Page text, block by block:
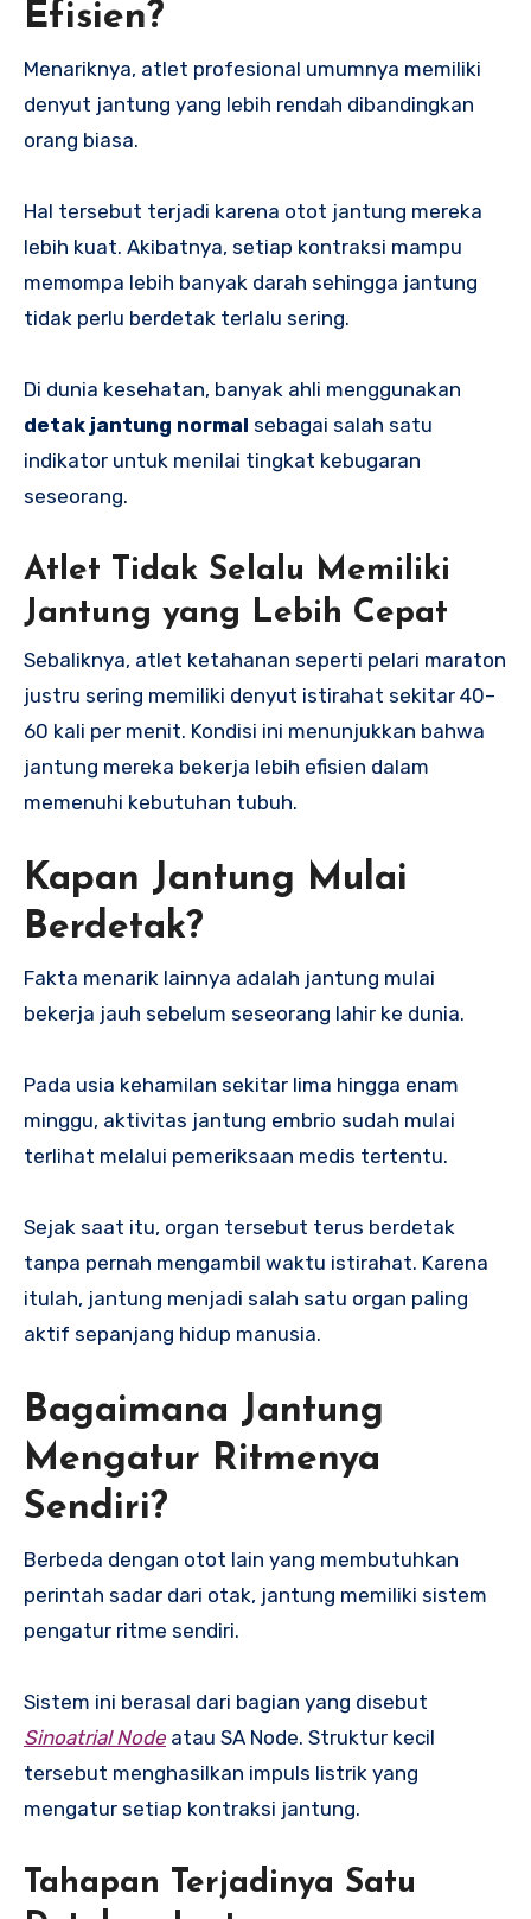
Efisien?
Menariknya, atlet profesional umumnya memiliki
denyut jantung yang lebih rendah dibandingkan
orang biasa.
Hal tersebut terjadi karena otot jantung mereka
lebih kuat. Akibatnya, setiap kontraksi mampu
memompa lebih banyak darah sehingga jantung
tidak perlu berdetak terlalu sering.
Di dunia kesehatan, banyak ahli menggunakan
detak jantung normal sebagai salah satu
indikator untuk menilai tingkat kebugaran
seseorang.
Atlet Tidak Selalu Memiliki
Jantung yang Lebih Cepat
Sebaliknya, atlet ketahanan seperti pelari maraton
justru sering memiliki denyut istirahat sekitar 40–
60 kali per menit. Kondisi ini menunjukkan bahwa
jantung mereka bekerja lebih efisien dalam
memenuhi kebutuhan tubuh.
Kapan Jantung Mulai
Berdetak?
Fakta menarik lainnya adalah jantung mulai
bekerja jauh sebelum seseorang lahir ke dunia.
Pada usia kehamilan sekitar lima hingga enam
minggu, aktivitas jantung embrio sudah mulai
terlihat melalui pemeriksaan medis tertentu.
Sejak saat itu, organ tersebut terus berdetak
tanpa pernah mengambil waktu istirahat. Karena
itulah, jantung menjadi salah satu organ paling
aktif sepanjang hidup manusia.
Bagaimana Jantung
Mengatur Ritmenya
Sendiri?
Berbeda dengan otot lain yang membutuhkan
perintah sadar dari otak, jantung memiliki sistem
pengatur ritme sendiri.
Sistem ini berasal dari bagian yang disebut
Sinoatrial Node atau SA Node. Struktur kecil
tersebut menghasilkan impuls listrik yang
mengatur setiap kontraksi jantung.
Tahapan Terjadinya Satu